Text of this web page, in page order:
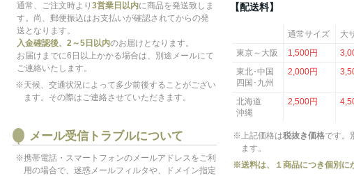
通常、ご注文時より3営業日以内に商品を発送致しま
す。尚、郵便振込はお支払いが確認されてからの発
送となります。
入金確認後、2～5日以内のお届けとなります。
お届けまでに6日以上かかる場合は、別途メールにて
ご連絡いたします。
※天候、交通状況によって多少前後することがござい
ます。その際はご連絡させていただきます。
メール受信トラブルについて
※携帯電話・スマートフォンのメールアドレスをご利
用の場合で、迷惑メールフィルタや、ドメイン指定
【配送料】
通常サイズ 大
東京～大阪
1,500円
東北･中国
四国･九州
2,000円
北海道
沖縄
2,500円
※上記価格は税抜き価格です。
ます。
※送料は、１商品につき個別に